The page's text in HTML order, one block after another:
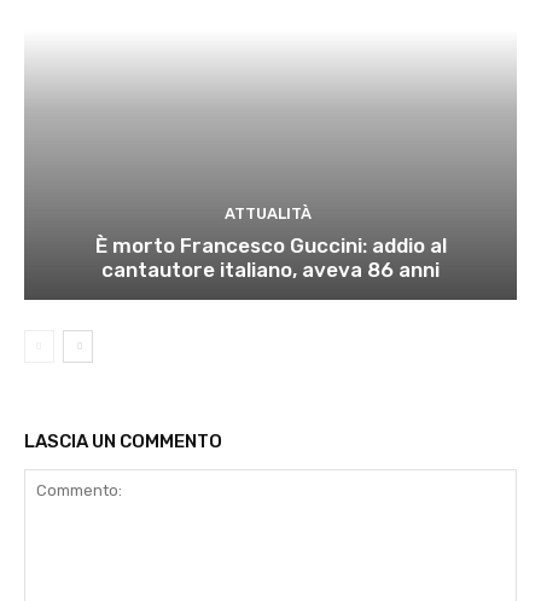
ATTUALITÀ
È morto Francesco Guccini: addio al
cantautore italiano, aveva 86 anni
LASCIA UN COMMENTO